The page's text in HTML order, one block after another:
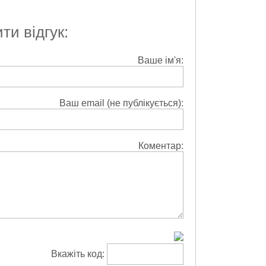
відгук:
Ваше ім'я:
Ваш email (не публікується):
Коментар:
Вкажіть код: